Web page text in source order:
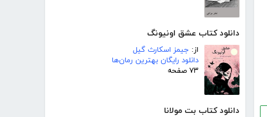
دانلود کتاب عشق اونیونگ
از: جیمز اسکارث گیل
دانلود رایگان بهترین رمان‌ها
۷۳ صفحه
دانلود کتاب بت مولانا